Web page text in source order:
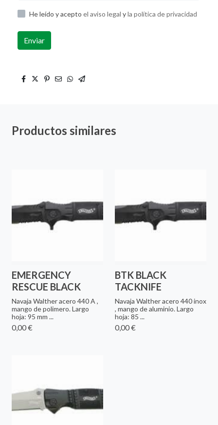
He leído y acepto el aviso legal yla política de privacidad
Enviar
Productos similares
EMERGENCY
RESCUE BLACK
Navaja Walther acero 440 A ,
mango de polimero. Largo
hoja: 95 mm ...
0,00 €
BTK BLACK
TACKNIFE
Navaja Walther acero 440 inox
, mango de aluminio. Largo
hoja: 85 ...
0,00 €